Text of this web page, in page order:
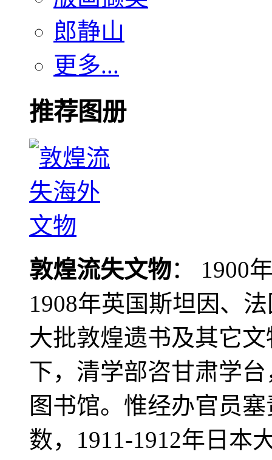
郎静山
更多...
推荐图册
敦煌流失文物： 1900
1908年英国斯坦因、
大批敦煌遗书及其它
下，清学部咨甘肃学
图书馆。惟经办官员
数，1911-1912年日本